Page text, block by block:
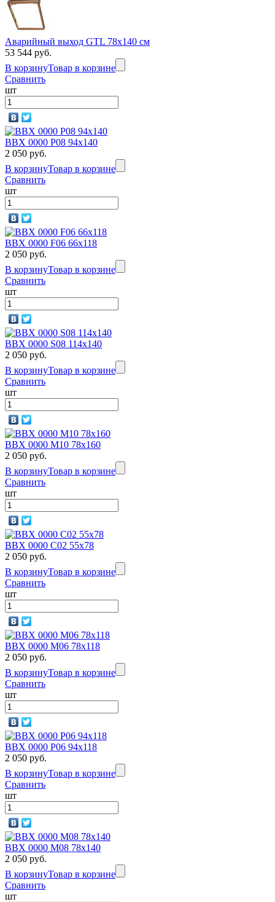
Аварийный выход GTL 78х140 см
53 544 руб.
В корзинуТовар в корзине
Сравнить
шт
BBX 0000 P08 94х140
2 050 руб.
В корзинуТовар в корзине
Сравнить
шт
BBX 0000 F06 66х118
2 050 руб.
В корзинуТовар в корзине
Сравнить
шт
BBX 0000 S08 114х140
2 050 руб.
В корзинуТовар в корзине
Сравнить
шт
BBX 0000 M10 78х160
2 050 руб.
В корзинуТовар в корзине
Сравнить
шт
BBX 0000 C02 55x78
2 050 руб.
В корзинуТовар в корзине
Сравнить
шт
BBX 0000 M06 78х118
2 050 руб.
В корзинуТовар в корзине
Сравнить
шт
BBX 0000 P06 94х118
2 050 руб.
В корзинуТовар в корзине
Сравнить
шт
BBX 0000 M08 78х140
2 050 руб.
В корзинуТовар в корзине
Сравнить
шт